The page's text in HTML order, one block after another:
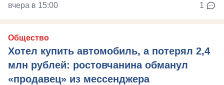
вчера в 15:00 1
Общество
Хотел купить автомобиль, а потерял 2,4
млн рублей: ростовчанина обманул
«продавец» из мессенджера